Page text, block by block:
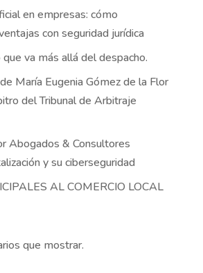
en empresas: cómo
con seguridad jurídica
va más allá del despacho.
María Eugenia Gómez de la Flor
del Tribunal de Arbitraje
Abogados & Consultores
y su ciberseguridad
AL COMERCIO LOCAL
que mostrar.